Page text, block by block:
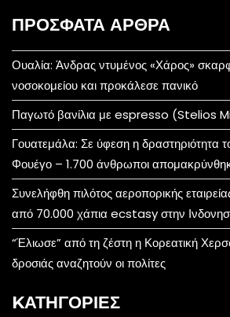
ΠΡΌΣΦΑΤΑ ΆΡΘΡΑ
Ουαλία: Άνδρας ντυμένος «Χάρος»
νοσοκομείου και προκάλεσε πανικό
Παγωτό βανίλια με espresso (Stelios
Γουατεμάλα: Σε ύφεση η δραστηριότητα
Φουέγο – 1.700 άνθρωποι
Συνελήφθη πιλότος αεροπορικής
από 70.000 χάπια ecstasy στην
“Έλιωσε” από τη ζέστη η Κορεατική
δροσιάς αναζητούν οι πολίτες
KΑΤΗΓΟΡΊΕΣ